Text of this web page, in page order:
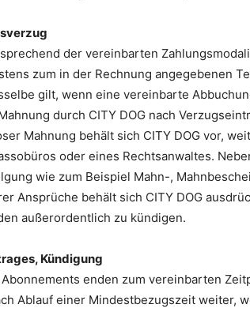
der vereinbarten
zum in der Rechnung angegebenen
gilt, wenn eine vereinbarte
durch CITY DOG nach
Mahnung behält sich CITY DOG vor,
oder eines Rechtsanwaltes.
wie zum Beispiel Mahn-,
Ansprüche behält sich CITY DOG
außerordentlich zu kündigen.
Kündigung
enden zum vereinbarten
Ablauf einer Mindestbezugszeit weiter,